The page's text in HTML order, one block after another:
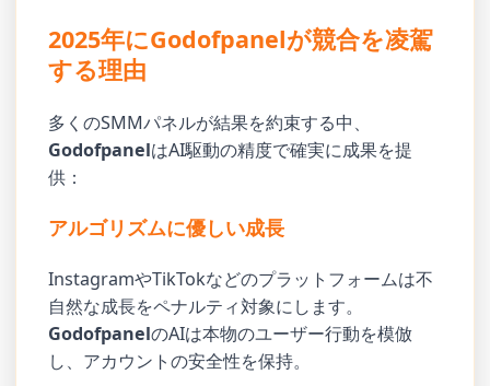
2025年にGodofpanelが競合を凌駕
する理由
多くのSMMパネルが結果を約束する中、
GodofpanelはAI駆動の精度で確実に成果を提
供：
アルゴリズムに優しい成長
InstagramやTikTokなどのプラットフォームは不
自然な成長をペナルティ対象にします。
GodofpanelのAIは本物のユーザー行動を模倣
し、アカウントの安全性を保持。